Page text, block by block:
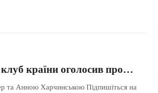
країни оголосив про…
та Анною Харчинською Підпишіться на